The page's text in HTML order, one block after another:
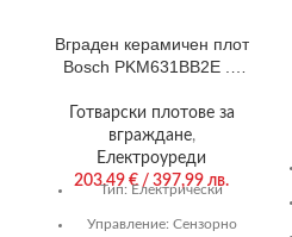
Вграден керамичен плот
Bosch PKM631BB2E . ,
Готварски плотове за
вграждане,
Електроуреди
203,49 €/ 397,99 лв.
Тип: Електрически
Управление: Сензорно